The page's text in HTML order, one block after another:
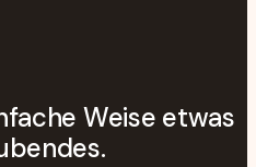
Weise etwas